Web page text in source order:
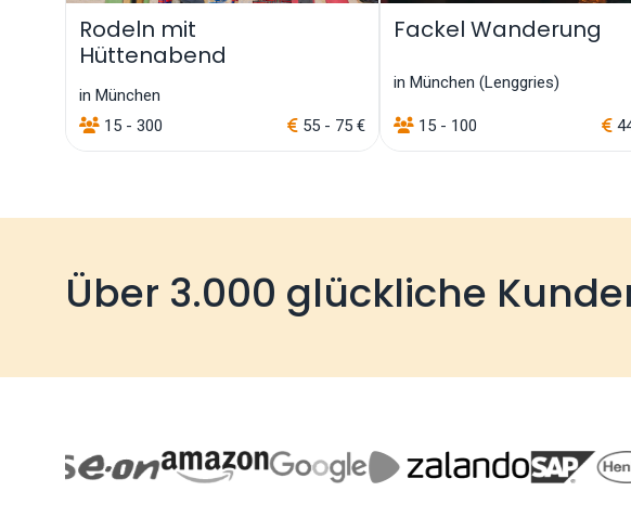
Rodeln mit
Hüttenabend
in München
15 - 300
55 - 75 €
Fackel Wanderung
in München (Lenggries)
15 - 100
Über 3.000 glückliche